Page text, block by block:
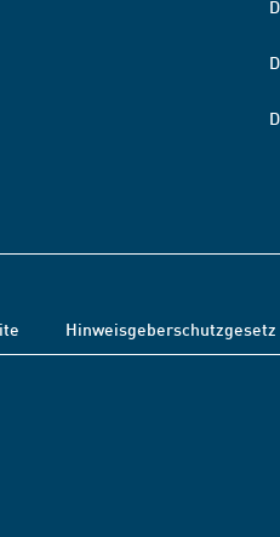
Hinweisgeberschutzgesetz